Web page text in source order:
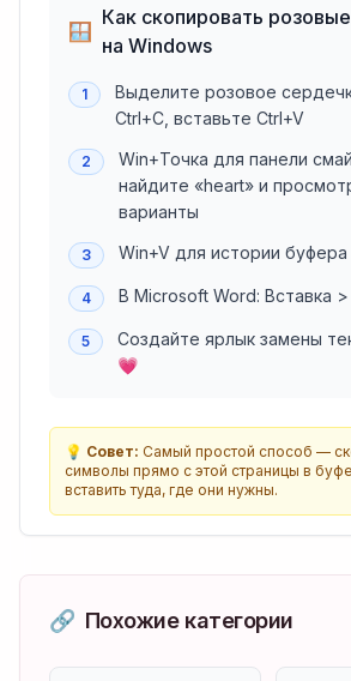
🪟
Как скопировать
на Windows
1
Выделите розовое
Ctrl+C, вставьте Ctrl+V
2
Win+Точка для панели
найдите «heart» и
варианты
3 Win+V для истории
4 В Microsoft Word: Вставка
5
Создайте ярлык замены
💗
💡 Совет: Самый простой способ —
символы прямо с этой страницы в
вставить туда, где они нужны.
🔗 Похожие категории